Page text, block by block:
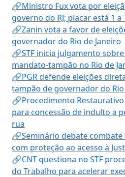
🔗Ministro Fux vota por
governo do RJ; placar está 1 a
🔗Zanin vota a favor de
governador do Rio de Janeiro
🔗STF inicia julgamento
mandato-tampão no Rio de
🔗PGR defende eleições
tampão de governador do Rio
🔗Procedimento
para concessão de indulto a
rua
🔗Seminário debate combate
com proteção ao acesso à
🔗CNT questiona no STF
do Trabalho para acelerar